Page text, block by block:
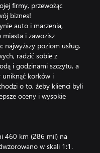
firmy, przewożąc
biznes!
auto i marzenia,
miasta i zawozisz
najwyższy poziom usług.
radzić sobie z
i godzinami szczytu, a
uniknąć korków i
o to, żeby klienci byli
oceny i wysokie
460 km (286 mil) na
w skali 1:1.